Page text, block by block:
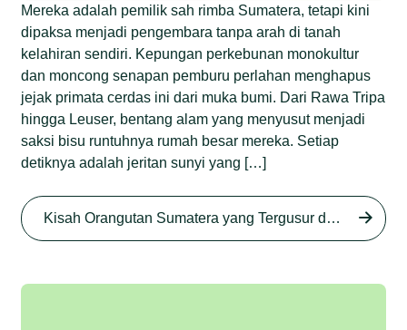
Sumatera di Rawa Tripa
Junaidi Hanafiah 27 Agu 2025
Begini Modus Perburuan
Mereka adalah pemilik sah rimba Sumatera, tetapi kini
dipaksa menjadi pengembara tanpa arah di tanah
kelahiran sendiri. Kepungan perkebunan monokultur
dan moncong senapan pemburu perlahan menghapus
jejak primata cerdas ini dari muka bumi. Dari Rawa Tripa
hingga Leuser, bentang alam yang menyusut menjadi
saksi bisu runtuhnya rumah besar mereka. Setiap
detiknya adalah jeritan sunyi yang […]
Kisah Orangutan Sumatera yang Tergusur dari Rumah Sendiri series